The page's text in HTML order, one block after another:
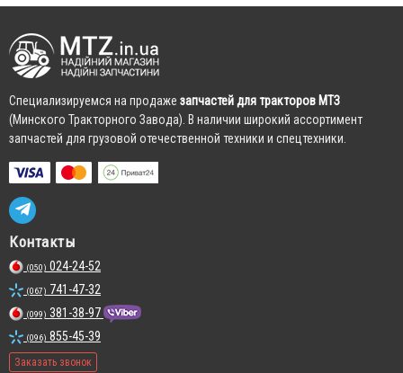
Cпециализируемся на продаже запчастей для тракторов МТЗ
(Минского Тракторного Завода). В наличии широкий ассортимент
запчастей для грузовой отечественной техники и спецтехники.
Контакты
(050) 024-24-52
(067) 741-47-32
(099) 381-38-97
(096) 855-45-39
Заказать звонок